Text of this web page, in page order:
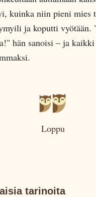
kuinka niin pieni mies
ja koputti vyötään.
hän sanoisi – ja
Loppu
tarinoita